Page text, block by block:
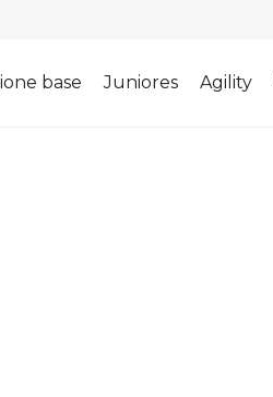
base Juniores Agility